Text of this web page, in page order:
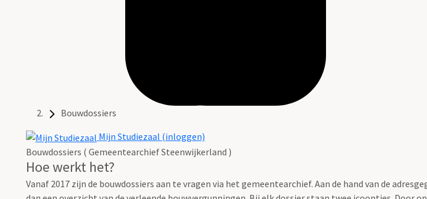
Bouwdossiers
Mijn Studiezaal (inloggen)
Bouwdossiers ( Gemeentearchief Steenwijkerland )
Hoe werkt het?
Vanaf 2017 zijn de bouwdossiers aan te vragen via het gemeentearchief. Aan de hand van de